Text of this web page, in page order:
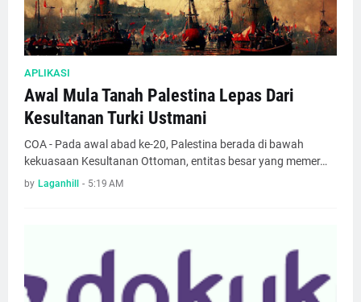
APLIKASI
Awal Mula Tanah Palestina Lepas Dari
Kesultanan Turki Ustmani
COA - Pada awal abad ke-20, Palestina berada di bawah
kekuasaan Kesultanan Ottoman, entitas besar yang memer…
by Laganhill - 5:19 AM